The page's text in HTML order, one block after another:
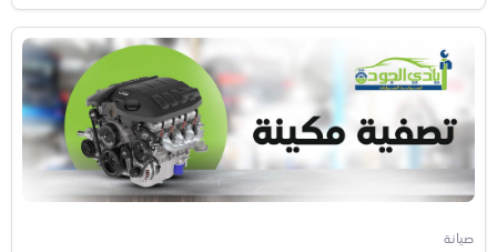
صيانة